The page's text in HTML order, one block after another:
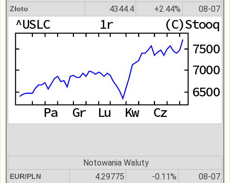
Złoto 4344.4 +2.44% 08-07
Notowania Waluty
EUR/PLN 4.29775 -0.11% 08-07